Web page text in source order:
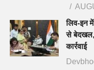
लिव-इन में
से बेदखल,
कार्रवाई